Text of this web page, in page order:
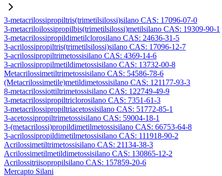
3-metacrilossipropiltris(trimetilsilossi)silano CAS: 17096-07-0
3-metacriloilossipropilbis(trimetilsilossi)metilsilano CAS: 19309-90-1
3-metacrilossipropildimetilclorosilano CAS: 24636-31-5
3-acrilossipropiltris(trimetilsilossi)silano CAS: 17096-12-7
3-acrilossipropiltrimetossisilano CAS: 4369-14-6
3-acrilossipropilmetildimetossisilano CAS: 13732-00-8
Metacrilossimetiltrimetossisilano CAS: 54586-78-6
(Metacrilossimetile)metildimetossisilano CAS: 121177-93-3
8-metacrilossiottiltrimetossisilano CAS: 122749-49-9
3-metacrilossipropiltriclorosilano CAS: 7351-61-3
3-metacrilossipropiltriacetossisilano CAS: 51772-85-1
3-acetossipropiltrimetossisilano CAS: 59004-18-1
3-(metacrilossi)propildimetilmetossisilano CAS: 66753-64-8
3-acrilossipropildimetilmetossisilano CAS: 111918-90-2
Acrilossimetiltrimetossisilano CAS: 21134-38-3
Acrilossimetilmetildimetossisilano CAS: 130865-12-2
Acrilossitriisopropilsilano CAS: 157859-20-6
Mercapto Silani